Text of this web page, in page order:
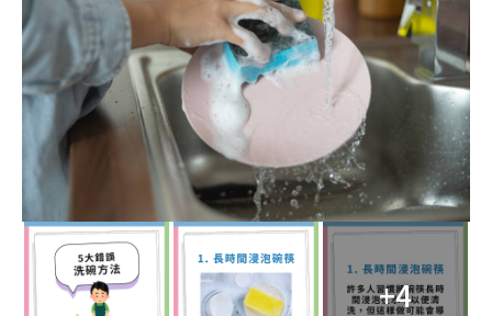
+4